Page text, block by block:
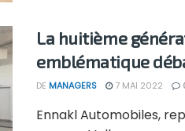
La huitième
emblématique
DE MANAGERS 7 MAI 2022
Ennakl Automobiles,